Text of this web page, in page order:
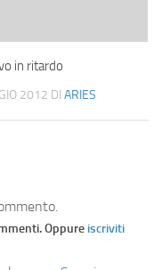
in ritardo
2012 DI ARIES
Oppure iscriviti